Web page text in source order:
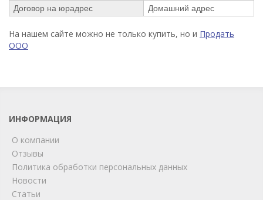
Договор на юрадрес
Домашний адрес
На нашем сайте можно не только купить, но и Продать
ООО
ИНФОРМАЦИЯ
О компании
Отзывы
Политика обработки персональных данных
Новости
Статьи